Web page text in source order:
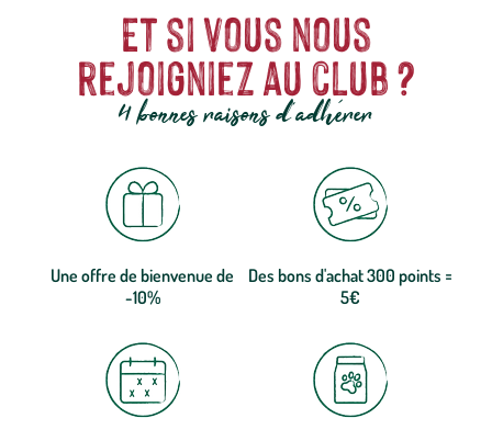
Et si vous nous
rejoigniez au club ?
4 bonnes raisons d'adhérer
Une offre de bienvenue de
-10%
Des bons d'achat 300 points =
5€